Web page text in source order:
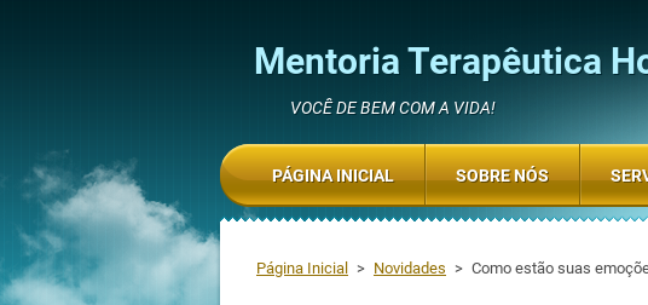
Mentoria Terapêutica
VOCÊ DE BEM COM A VIDA!
Página Inicial > Novidades > Como estão suas
PÁGINA INICIAL SOBRE NÓS